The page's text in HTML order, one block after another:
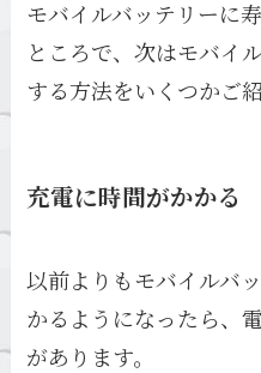
モバイルバッテリーに
ところで、次はモバイ
する方法をいくつかご
充電に時間がかかる
以前よりもモバイルバ
かるようになったら、
があります。